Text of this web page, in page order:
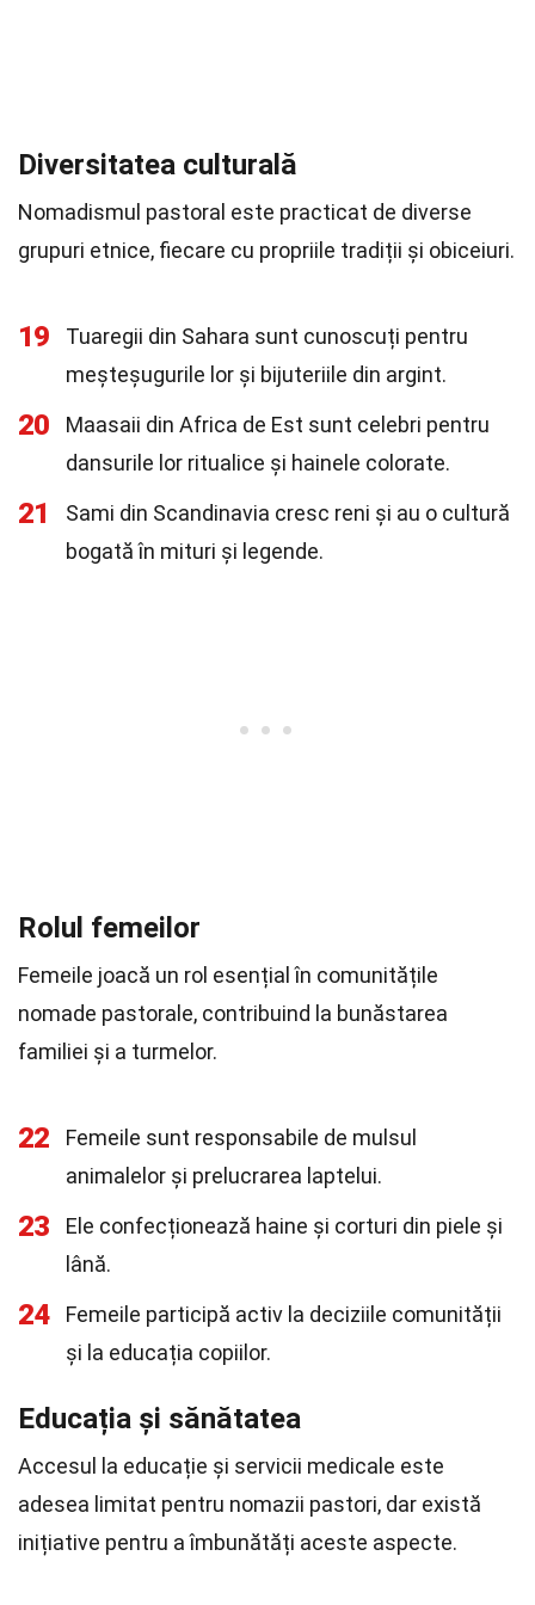
Diversitatea culturală
Nomadismul pastoral este practicat de diverse
grupuri etnice, fiecare cu propriile tradiții și obiceiuri.
19
Tuaregii din Sahara sunt cunoscuți pentru
meșteșugurile lor și bijuteriile din argint.
20
Maasaii din Africa de Est sunt celebri pentru
dansurile lor ritualice și hainele colorate.
21
Sami din Scandinavia cresc reni și au o cultură
bogată în mituri și legende.
Rolul femeilor
Femeile joacă un rol esențial în comunitățile
nomade pastorale, contribuind la bunăstarea
familiei și a turmelor.
22
Femeile sunt responsabile de mulsul
animalelor și prelucrarea laptelui.
23
Ele confecționează haine și corturi din piele și
lână.
24
Femeile participă activ la deciziile comunității
și la educația copiilor.
Educația și sănătatea
Accesul la educație și servicii medicale este
adesea limitat pentru nomazii pastori, dar există
inițiative pentru a îmbunătăți aceste aspecte.